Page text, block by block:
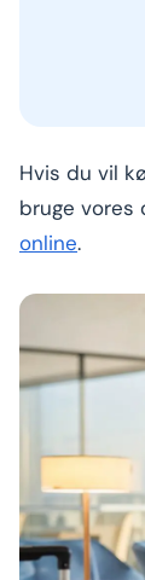
Hvis du vil
bruge vores
online.